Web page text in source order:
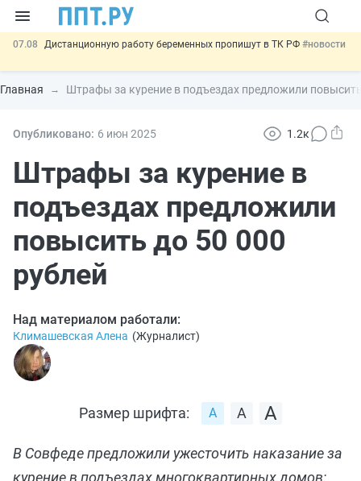
07.08 Дистанционную работу беременных пропишут в ТК РФ #новости
07.08 Госпошлину за устранение ошибок в документах предлагают
отменить
#новости
00:01
8 августа: важные документы, вступающие в силу сегодня
07.08
Подписан закон о блокировке продажи опасных товаров через
«Честный знак» #новости
Главная Штрафы за курение в подъездах предложили
Опубликовано: 6 июн 2025 1.2к
Штрафы за курение в
подъездах предложили
повысить до 50 000
рублей
Над материалом работали:
Климашевская Алена (Журналист)
Размер шрифта:
В Совфеде предложили ужесточить наказание за
курение в подъездах многоквартирных домов: